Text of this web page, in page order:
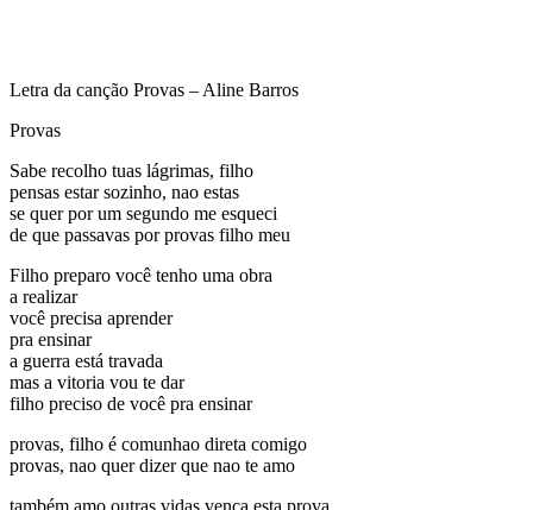
Letra da canção Provas – Aline Barros
Provas
Sabe recolho tuas lágrimas, filho
pensas estar sozinho, nao estas
se quer por um segundo me esqueci
de que passavas por provas filho meu
Filho preparo você tenho uma obra
a realizar
você precisa aprender
pra ensinar
a guerra está travada
mas a vitoria vou te dar
filho preciso de você pra ensinar
provas, filho é comunhao direta comigo
provas, nao quer dizer que nao te amo
também amo outras vidas vença esta prova